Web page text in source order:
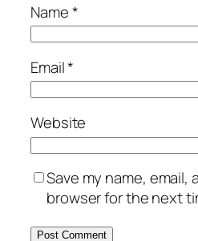
Name*
Email*
Website
Save my name,
browser for the next